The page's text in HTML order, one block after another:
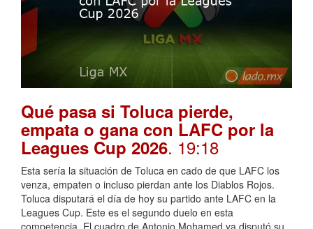
Qué pasa si Toluca pierde,
empata o gana con LAFC por la
Leagues Cup 2026. 19:18
Esta sería la situación de Toluca en cado de que LAFC los
venza, empaten o incluso pierdan ante los Diablos Rojos.
Toluca disputará el día de hoy su partido ante LAFC en la
Leagues Cup. Este es el segundo duelo en esta